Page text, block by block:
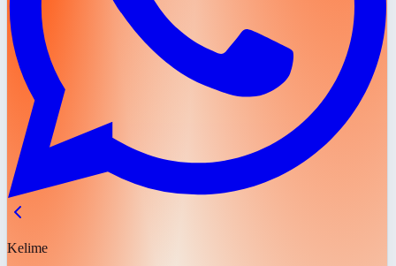
Kelime